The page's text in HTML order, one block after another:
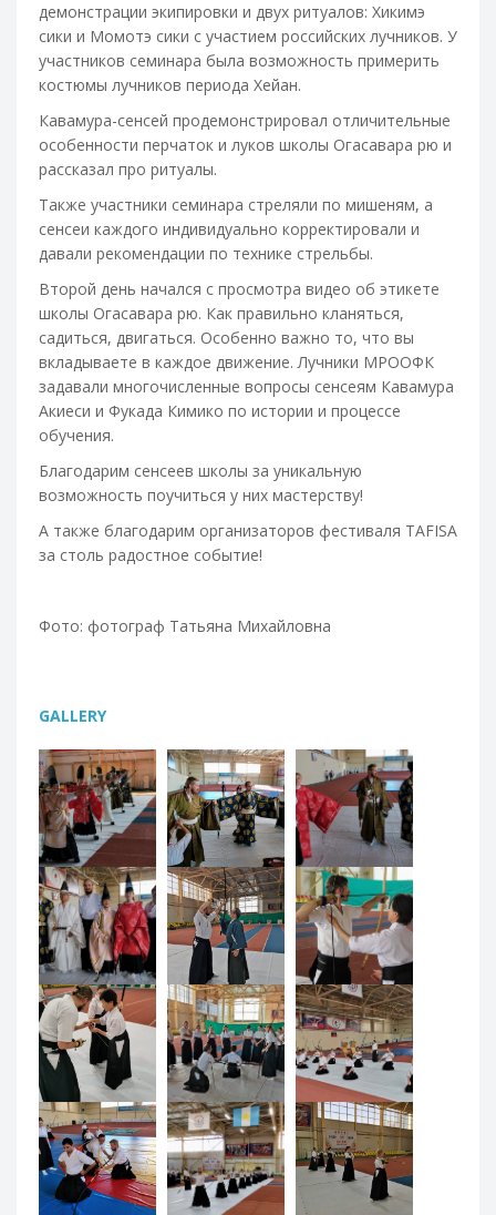
демонстрации экипировки и двух ритуалов: Хикимэ
сики и Момотэ сики с участием российских лучников. У
участников семинара была возможность примерить
костюмы лучников периода Хейан.
Кавамура-сенсей продемонстрировал отличительные
особенности перчаток и луков школы Огасавара рю и
рассказал про ритуалы.
Также участники семинара стреляли по мишеням, а
сенсеи каждого индивидуально корректировали и
давали рекомендации по технике стрельбы.
Второй день начался с просмотра видео об этикете
школы Огасавара рю. Как правильно кланяться,
садиться, двигаться. Особенно важно то, что вы
вкладываете в каждое движение. Лучники МРООФК
задавали многочисленные вопросы сенсеям Кавамура
Акиеси и Фукада Кимико по истории и процессе
обучения.
Благодарим сенсеев школы за уникальную
возможность поучиться у них мастерству!
А также благодарим организаторов фестиваля TAFISA
за столь радостное событие!
Фото: фотограф Татьяна Михайловна
GALLERY